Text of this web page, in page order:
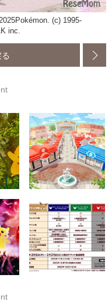
(c) 1995-
inc.